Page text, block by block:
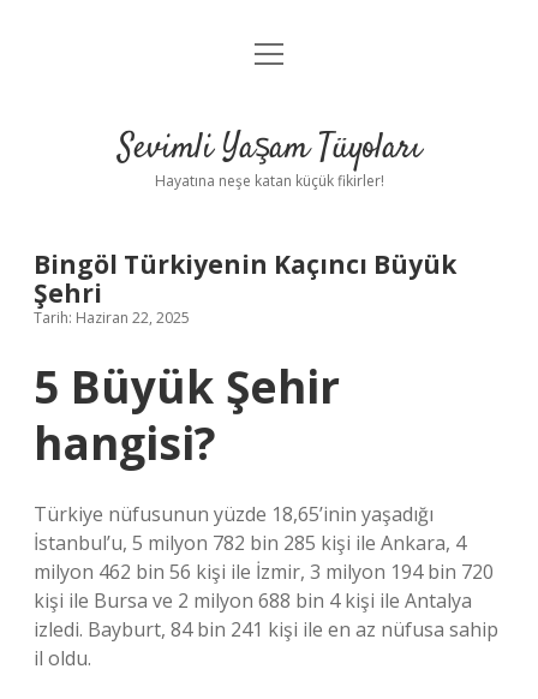
Anasayfa
Yasal Uyarı
menüyü
Sevimli Yaşam Tüyoları
Hayatına neşe katan küçük fikirler!
Bingöl Türkiyenin Kaçıncı Büyük
Şehri
Tarih: Haziran 22, 2025
5 Büyük Şehir
hangisi?
Türkiye nüfusunun yüzde 18,65’inin yaşadığı
İstanbul’u, 5 milyon 782 bin 285 kişi ile Ankara, 4
milyon 462 bin 56 kişi ile İzmir, 3 milyon 194 bin 720
kişi ile Bursa ve 2 milyon 688 bin 4 kişi ile Antalya
izledi. Bayburt, 84 bin 241 kişi ile en az nüfusa sahip
il oldu.